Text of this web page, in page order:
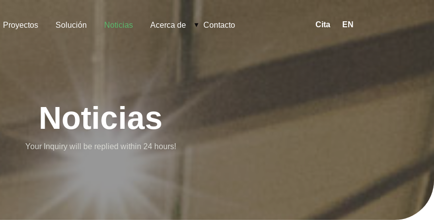
Proyectos Solución Noticias Acerca de Contacto Cita EN
Noticias
Your Inquiry will be replied within 24 hours!